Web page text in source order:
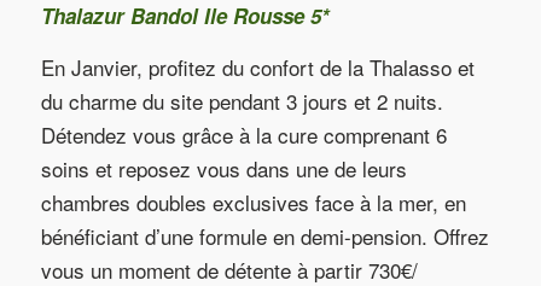
Thalazur Bandol Ile Rousse 5*
En Janvier, profitez du confort de la Thalasso et
du charme du site pendant 3 jours et 2 nuits.
Détendez vous grâce à la cure comprenant 6
soins et reposez vous dans une de leurs
chambres doubles exclusives face à la mer, en
bénéficiant d’une formule en demi-pension. Offrez
vous un moment de détente à partir 730€/